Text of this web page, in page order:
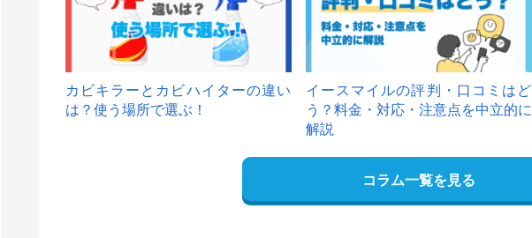
カビキラーとカビハイターの違い
は？使う場所で選ぶ！
イースマイルの評判・口コミはど
う？料金・対応・注意点を中立的に
解説
コラム一覧を見る